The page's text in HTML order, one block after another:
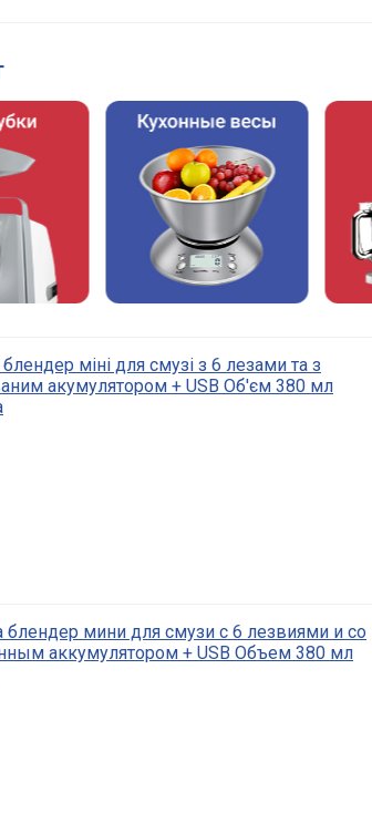
міні для смузі з 6 лезами та з
акумулятором + USB Об'єм 380 мл
блендер мини для смузи с 6 лезвиями и со
аккумулятором + USB Объем 380 мл